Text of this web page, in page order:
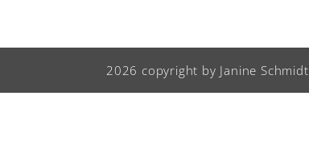
2026 copyright by Janine Schmidt